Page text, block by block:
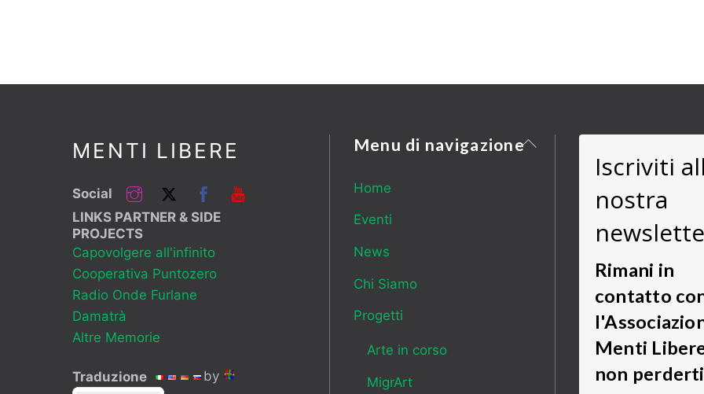
Back
MENTI LIBERE
Social
InstagramTwitter Facebook
LINKS PARTNER & SIDE
PROJECTS
Capovolgere all'infinito
Cooperativa Puntozero
Radio Onde Furlane
Damatrà
Altre Memorie
Traduzione by
Menu di navigazione
Home
Eventi
News
Chi Siamo
Progetti
Arte in corso
MigrArt
Iscriviti
nostra
Rimani in
contatto
Menti
non perderti